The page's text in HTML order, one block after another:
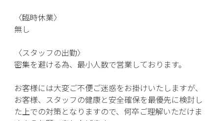
〈臨時休業〉
無し
〈スタッフの出勤〉
密集を避ける為、最小人数で営業しております。
お客様には大変ご不便ご迷惑をお掛けいたしますが、
お客様、スタッフの健康と安全確保を最優先に検討し
た上での対策となりますので、何卒ご理解いただけま